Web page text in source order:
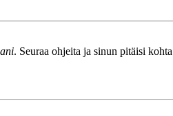
. Seuraa ohjeita ja sinun pitäisi